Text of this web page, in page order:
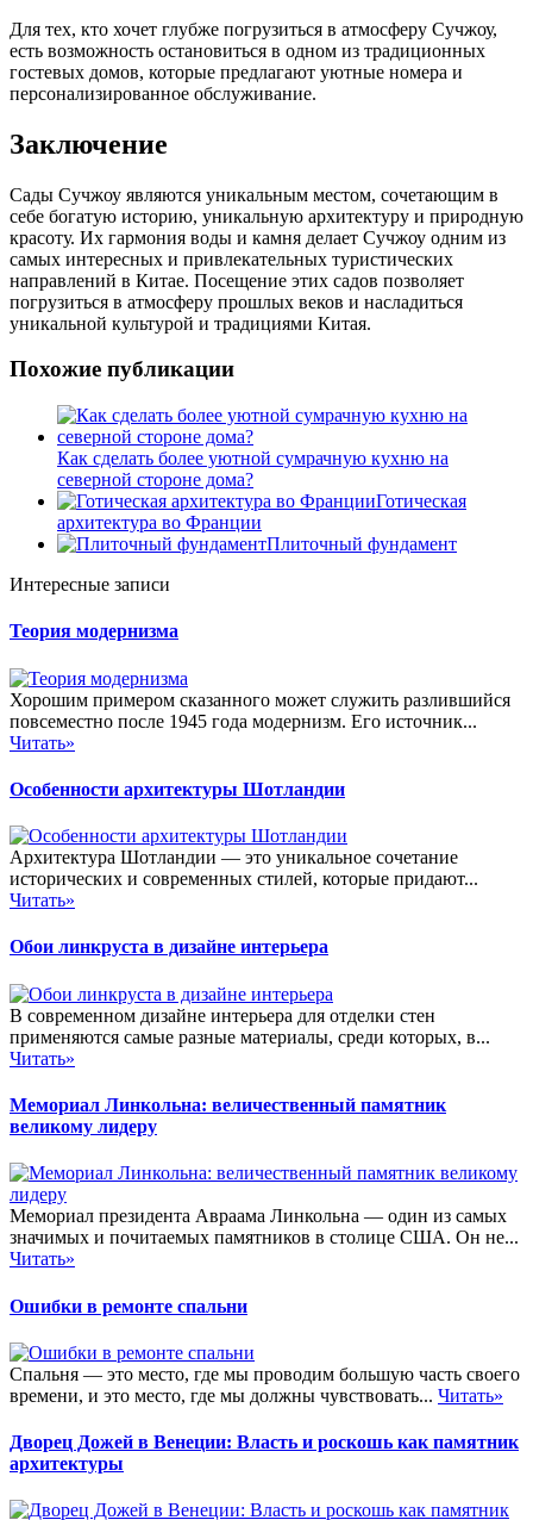
Для тех, кто хочет глубже погрузиться в атмосферу Сучжоу,
есть возможность остановиться в одном из традиционных
гостевых домов, которые предлагают уютные номера и
персонализированное обслуживание.
Заключение
Сады Сучжоу являются уникальным местом, сочетающим в
себе богатую историю, уникальную архитектуру и природную
красоту. Их гармония воды и камня делает Сучжоу одним из
самых интересных и привлекательных туристических
направлений в Китае. Посещение этих садов позволяет
погрузиться в атмосферу прошлых веков и насладиться
уникальной культурой и традициями Китая.
Похожие публикации
Как сделать более уютной сумрачную кухню на
северной стороне дома?
Готическая
архитектура во Франции
Плиточный фундамент
Интересные записи
Теория модернизма
Хорошим примером сказанного может служить разлившийся
повсеместно после 1945 года модернизм. Его источник...
Читать»
Особенности архитектуры Шотландии
Архитектура Шотландии — это уникальное сочетание
исторических и современных стилей, которые придают...
Читать»
Обои линкруста в дизайне интерьера
В современном дизайне интерьера для отделки стен
применяются самые разные материалы, среди которых, в...
Читать»
Мемориал Линкольна: величественный памятник
великому лидеру
Мемориал президента Авраама Линкольна — один из самых
значимых и почитаемых памятников в столице США. Он не...
Читать»
Ошибки в ремонте спальни
Спальня — это место, где мы проводим большую часть своего
времени, и это место, где мы должны чувствовать... Читать»
Дворец Дожей в Венеции: Власть и роскошь как памятник
архитектуры